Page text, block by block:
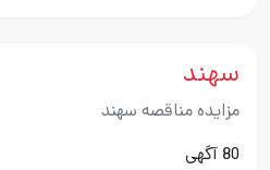
سهند
مزایده مناقصه سهند
80 آگهی